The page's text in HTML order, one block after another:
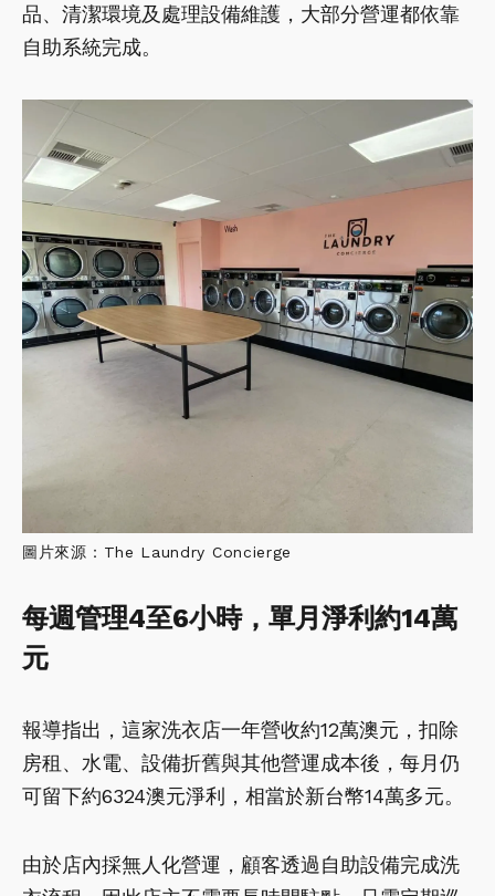
品、清潔環境及處理設備維護，大部分營運都依靠
自助系統完成。
圖片來源：The Laundry Concierge
每週管理4至6小時，單月淨利約14萬
元
報導指出，這家洗衣店一年營收約12萬澳元，扣除
房租、水電、設備折舊與其他營運成本後，每月仍
可留下約6324澳元淨利，相當於新台幣14萬多元。
由於店內採無人化營運，顧客透過自助設備完成洗